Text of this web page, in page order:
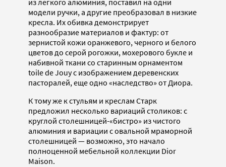
из легкого алюминия, поставил на одни
модели ручки, а другие преобразовал в низкие
кресла. Их обивка демонстрирует
разнообразие материалов и фактур: от
зернистой кожи оранжевого, черного и белого
цветов до серой рогожки, мохерового букле и
набивной ткани со старинным орнаментом
toile de Jouy с изображением деревенских
пасторалей, еще одно «наследство» от Диора.
К тому же к стульям и креслам Старк
предложил несколько вариаций столиков: с
круглой столешницей-«бистро» из чистого
алюминия и вариации с овальной мраморной
столешницей — возможно, это начало
полноценной мебельной коллекции Dior
Maison.